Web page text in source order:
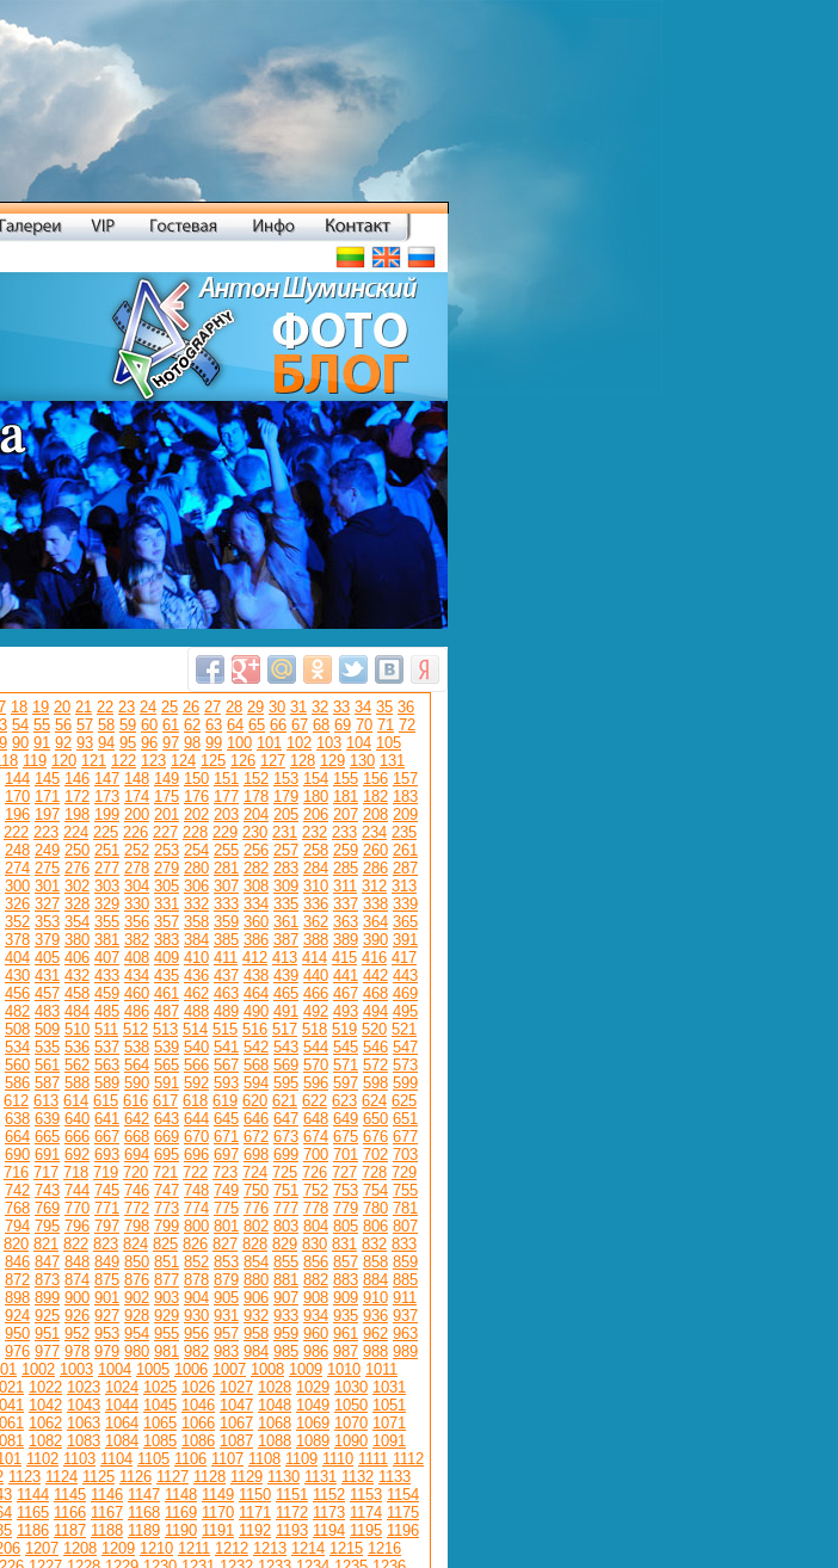
18 19 20 21 22 23 24 25 26 27 28 29 30 31 32 33 34 35 36
54 55 56 57 58 59 60 61 62 63 64 65 66 67 68 69 70 71 72
90 91 92 93 94 95 96 97 98 99 100 101 102 103 104 105
119 120 121 122 123 124 125 126 127 128 129 130 131
144 145 146 147 148 149 150 151 152 153 154 155 156 157
170 171 172 173 174 175 176 177 178 179 180 181 182 183
196 197 198 199 200 201 202 203 204 205 206 207 208 209
222 223 224 225 226 227 228 229 230 231 232 233 234 235
248 249 250 251 252 253 254 255 256 257 258 259 260 261
274 275 276 277 278 279 280 281 282 283 284 285 286 287
300 301 302 303 304 305 306 307 308 309 310 311 312 313
326 327 328 329 330 331 332 333 334 335 336 337 338 339
352 353 354 355 356 357 358 359 360 361 362 363 364 365
378 379 380 381 382 383 384 385 386 387 388 389 390 391
404 405 406 407 408 409 410 411 412 413 414 415 416 417
430 431 432 433 434 435 436 437 438 439 440 441 442 443
456 457 458 459 460 461 462 463 464 465 466 467 468 469
482 483 484 485 486 487 488 489 490 491 492 493 494 495
508 509 510 511 512 513 514 515 516 517 518 519 520 521
534 535 536 537 538 539 540 541 542 543 544 545 546 547
560 561 562 563 564 565 566 567 568 569 570 571 572 573
586 587 588 589 590 591 592 593 594 595 596 597 598 599
612 613 614 615 616 617 618 619 620 621 622 623 624 625
638 639 640 641 642 643 644 645 646 647 648 649 650 651
664 665 666 667 668 669 670 671 672 673 674 675 676 677
690 691 692 693 694 695 696 697 698 699 700 701 702 703
716 717 718 719 720 721 722 723 724 725 726 727 728 729
742 743 744 745 746 747 748 749 750 751 752 753 754 755
768 769 770 771 772 773 774 775 776 777 778 779 780 781
794 795 796 797 798 799 800 801 802 803 804 805 806 807
820 821 822 823 824 825 826 827 828 829 830 831 832 833
846 847 848 849 850 851 852 853 854 855 856 857 858 859
872 873 874 875 876 877 878 879 880 881 882 883 884 885
898 899 900 901 902 903 904 905 906 907 908 909 910 911
924 925 926 927 928 929 930 931 932 933 934 935 936 937
950 951 952 953 954 955 956 957 958 959 960 961 962 963
976 977 978 979 980 981 982 983 984 985 986 987 988 989
1002 1003 1004 1005 1006 1007 1008 1009 1010 1011
1022 1023 1024 1025 1026 1027 1028 1029 1030 1031
1042 1043 1044 1045 1046 1047 1048 1049 1050 1051
1062 1063 1064 1065 1066 1067 1068 1069 1070 1071
1082 1083 1084 1085 1086 1087 1088 1089 1090 1091
1102 1103 1104 1105 1106 1107 1108 1109 1110 1111 1112
1123 1124 1125 1126 1127 1128 1129 1130 1131 1132 1133
1144 1145 1146 1147 1148 1149 1150 1151 1152 1153 1154
1165 1166 1167 1168 1169 1170 1171 1172 1173 1174 1175
1186 1187 1188 1189 1190 1191 1192 1193 1194 1195 1196
1207 1208 1209 1210 1211 1212 1213 1214 1215 1216